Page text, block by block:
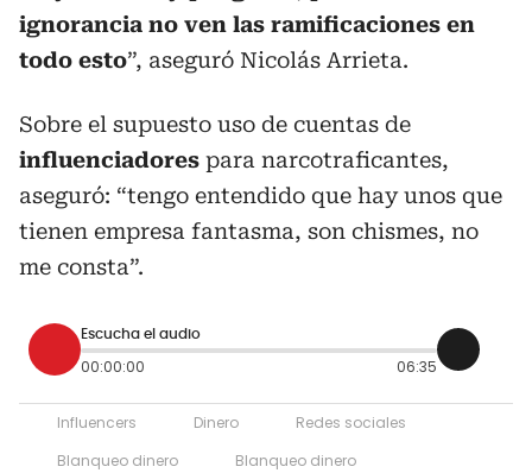
ignorancia no ven las ramificaciones en
todo esto”, aseguró Nicolás Arrieta.
Sobre el supuesto uso de cuentas de
influenciadores para narcotraficantes,
aseguró: “tengo entendido que hay unos que
tienen empresa fantasma, son chismes, no
me consta”.
Escucha el audio
00:00:00 06:35
Influencers Dinero
Redes sociales
Blanqueo dinero
Blanqueo dinero